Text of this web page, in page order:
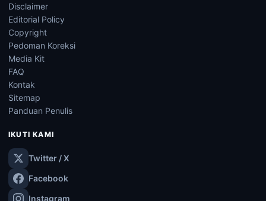
Disclaimer
Editorial Policy
Copyright
Pedoman Koreksi
Media Kit
FAQ
Kontak
Sitemap
Panduan Penulis
IKUTI KAMI
Twitter / X
Facebook
Instagram